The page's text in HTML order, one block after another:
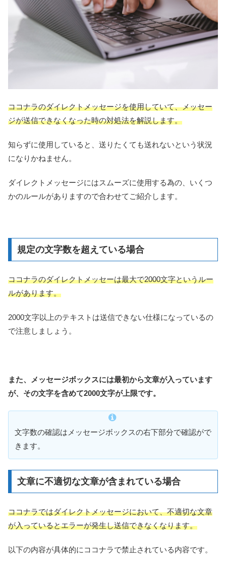
ココナラのダイレクトメッセージを使用していて、メッセー
ジが送信できなくなった時の対処法を解説します。
知らずに使用していると、送りたくても送れないという状況
になりかねません。
ダイレクトメッセージにはスムーズに使用する為の、いくつ
かのルールがありますので合わせてご紹介します。
規定の文字数を超えている場合
ココナラのダイレクトメッセーは最大で2000文字というルー
ルがあります。
2000文字以上のテキストは送信できない仕様になっているの
で注意しましょう。
また、メッセージボックスには最初から文章が入っています
が、その文字を含めて2000文字が上限です。
文字数の確認はメッセージボックスの右下部分で確認がで
きます。
文章に不適切な文章が含まれている場合
ココナラではダイレクトメッセージにおいて、不適切な文章
が入っているとエラーが発生し送信できなくなります。
以下の内容が具体的にココナラで禁止されている内容です。